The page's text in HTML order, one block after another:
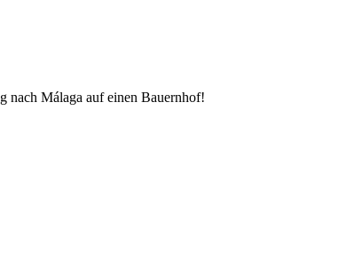
nach Málaga auf einen Bauernhof!